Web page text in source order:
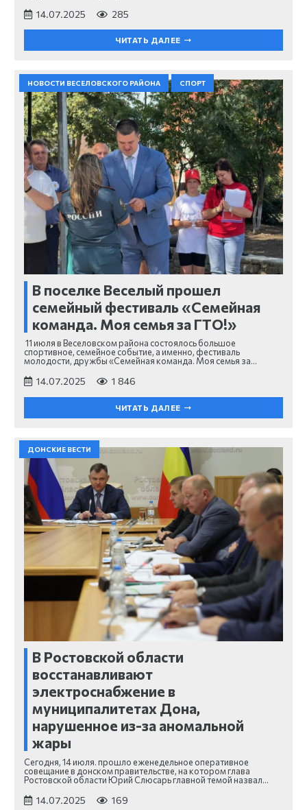
14.07.2025 285
ЧИТАТЬ ДАЛЕЕ
НОВОСТИ ВЕСЕЛОВСКОГО РАЙОНА СПОРТ
В поселке Веселый прошел
семейный фестиваль «Семейная
команда. Моя семья за ГТО!»
11 июля в Веселовском района состоялось большое
спортивное, семейное событие, а именно, фестиваль
молодости, дружбы «Семейная команда. Моя семья за…
14.07.2025 1 846
ЧИТАТЬ ДАЛЕЕ
ДОНСКИЕ ВЕСТИ
В Ростовской области
восстанавливают
электроснабжение в
муниципалитетах Дона,
нарушенное из-за аномальной
жары
Сегодня, 14 июля. прошло еженедельное оперативное
совещание в донском правительстве, на котором глава
Ростовской области Юрий Слюсарь главной темой назвал…
14.07.2025 169